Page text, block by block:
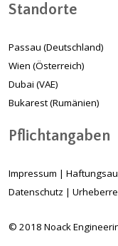
Standorte
Passau (Deutschland)
Wien (Österreich)
Dubai (VAE)
Bukarest (Rumänien)
Pflichtangaben
Impressum |
Datenschutz |
© 2018 Noack